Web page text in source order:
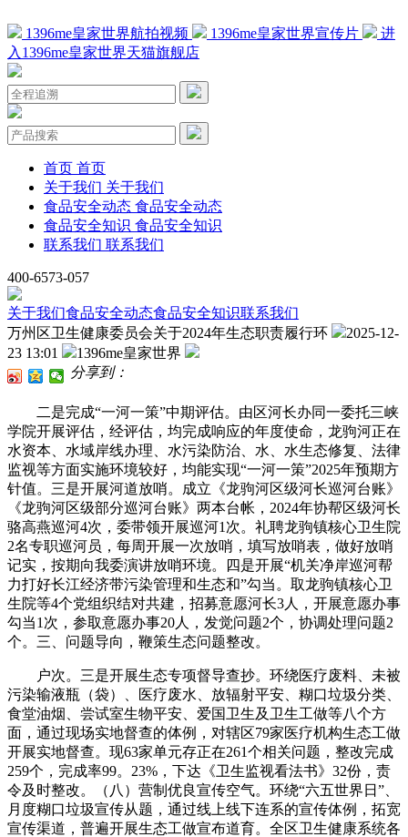
1396me皇家世界航拍视频 1396me皇家世界宣传片
进
入1396me皇家世界天猫旗舰店
首页 首页
关于我们 关于我们
食品安全动态 食品安全动态
食品安全知识 食品安全知识
联系我们 联系我们
400-6573-057
关于我们食品安全动态食品安全知识联系我们
万州区卫生健康委员会关于2024年生态职责履行环
2025-12-
23 13:01
1396me皇家世界
分享到：
二是完成“一河一策”中期评估。由区河长办同一委托三峡
学院开展评估，经评估，均完成响应的年度使命，龙驹河正在
水资本、水域岸线办理、水污染防治、水、水生态修复、法律
监视等方面实施环境较好，均能实现“一河一策”2025年预期方
针值。三是开展河道放哨。成立《龙驹河区级河长巡河台账》
《龙驹河区级部分巡河台账》两本台帐，2024年协帮区级河长
骆高燕巡河4次，委带领开展巡河1次。礼聘龙驹镇核心卫生院
2名专职巡河员，每周开展一次放哨，填写放哨表，做好放哨
记实，按期向我委演讲放哨环境。四是开展“机关净岸巡河帮
力打好长江经济带污染管理和生态和”勾当。取龙驹镇核心卫
生院等4个党组织结对共建，招募意愿河长3人，开展意愿办事
勾当1次，参取意愿办事20人，发觉问题2个，协调处理问题2
个。三、问题导向，鞭策生态问题整改。
户次。三是开展生态专项督导查抄。环绕医疗废料、未被
污染输液瓶（袋）、医疗废水、放辐射平安、糊口垃圾分类、
食堂油烟、尝试室生物平安、爱国卫生及卫生工做等八个方
面，通过现场实地督查的体例，对辖区79家医疗机构生态工做
开展实地督查。现63家单元存正在261个相关问题，整改完成
259个，完成率99。23%，下达《卫生监视看法书》32份，责
令及时整改。（八）营制优良宣传空气。环绕“六五世界日”、
月度糊口垃圾宣传从题，通过线上线下连系的宣传体例，拓宽
宣传渠道，普遍开展生态工做宣布道育。全区卫生健康系统各